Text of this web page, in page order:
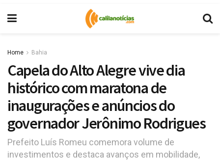
Home Bahia
Capela do Alto Alegre vive dia
histórico com maratona de
inaugurações e anúncios do
governador Jerônimo Rodrigues
Prefeito Luís Romeu comemora volume de
investimentos e destaca avanços em mobilidade,